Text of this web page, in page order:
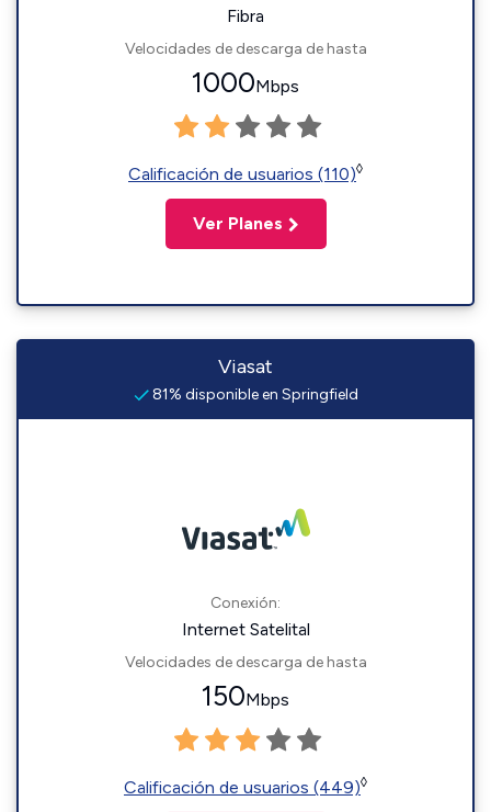
Fibra
Velocidades de descarga de hasta
1000Mbps
Calificación de usuarios (110)◊
Ver Planes
Viasat
81% disponible en Springfield
Conexión:
Internet Satelital
Velocidades de descarga de hasta
150Mbps
Calificación de usuarios (449)◊